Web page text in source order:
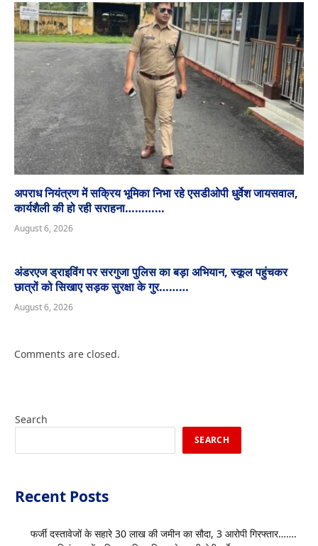
अपराध नियंत्रण में सक्रिय भूमिका निभा रहे एसडीओपी धुर्वेश जायसवाल,
कार्यशैली की हो रही सराहना…………
August 6, 2026
अंडरएज ड्राइविंग पर सरगुजा पुलिस का बड़ा अभियान, स्कूल पहुंचकर
छात्रों को सिखाए सड़क सुरक्षा के गुर………
August 6, 2026
Comments are closed.
Search
SEARCH
Recent Posts
फर्जी दस्तावेजों के सहारे 30 लाख की जमीन का सौदा, 3 आरोपी गिरफ्तार…….